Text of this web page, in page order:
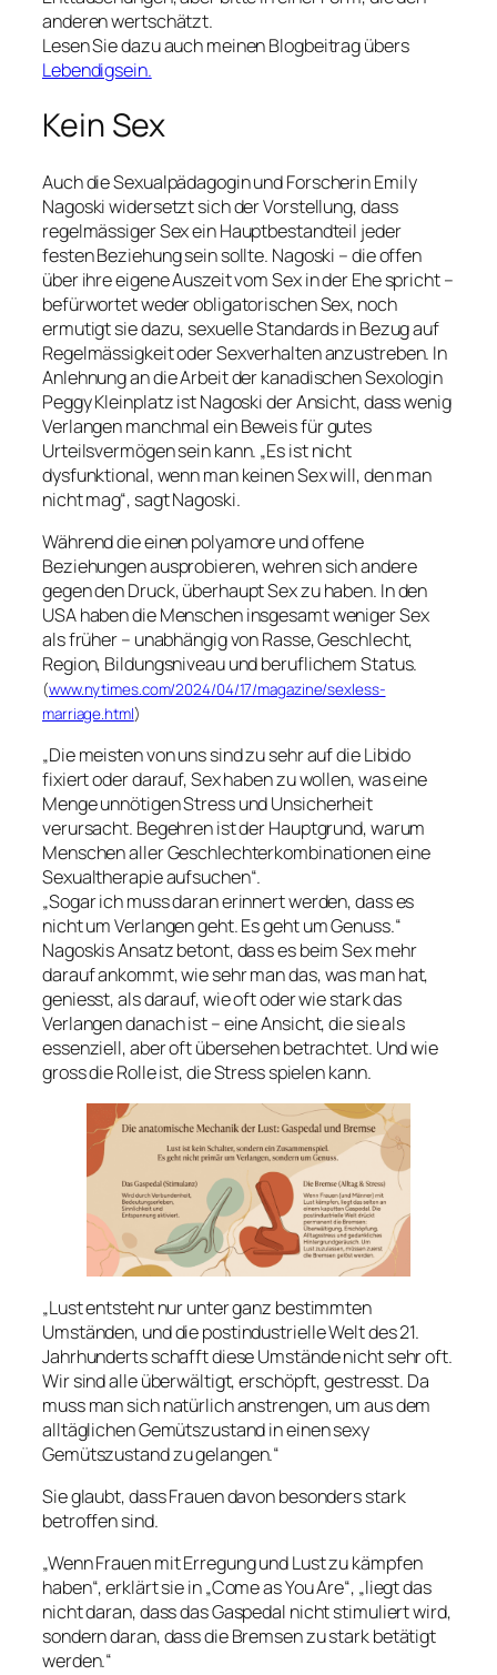
anderen wertschätzt.
Lesen Sie dazu auch meinen Blogbeitrag übers
Lebendigsein.
Kein Sex
Auch die Sexualpädagogin und Forscherin Emily
Nagoski widersetzt sich der Vorstellung, dass
regelmässiger Sex ein Hauptbestandteil jeder
festen Beziehung sein sollte. Nagoski – die offen
über ihre eigene Auszeit vom Sex in der Ehe spricht –
befürwortet weder obligatorischen Sex, noch
ermutigt sie dazu, sexuelle Standards in Bezug auf
Regelmässigkeit oder Sexverhalten anzustreben. In
Anlehnung an die Arbeit der kanadischen Sexologin
Peggy Kleinplatz ist Nagoski der Ansicht, dass wenig
Verlangen manchmal ein Beweis für gutes
Urteilsvermögen sein kann. „Es ist nicht
dysfunktional, wenn man keinen Sex will, den man
nicht mag“, sagt Nagoski.
Während die einen polyamore und offene
Beziehungen ausprobieren, wehren sich andere
gegen den Druck, überhaupt Sex zu haben. In den
USA haben die Menschen insgesamt weniger Sex
als früher – unabhängig von Rasse, Geschlecht,
Region, Bildungsniveau und beruflichem Status.
(www.nytimes.com/2024/04/17/magazine/sexless-
marriage.html)
„Die meisten von uns sind zu sehr auf die Libido
fixiert oder darauf, Sex haben zu wollen, was eine
Menge unnötigen Stress und Unsicherheit
verursacht. Begehren ist der Hauptgrund, warum
Menschen aller Geschlechterkombinationen eine
Sexualtherapie aufsuchen“.
„Sogar ich muss daran erinnert werden, dass es
nicht um Verlangen geht. Es geht um Genuss.“
Nagoskis Ansatz betont, dass es beim Sex mehr
darauf ankommt, wie sehr man das, was man hat,
geniesst, als darauf, wie oft oder wie stark das
Verlangen danach ist – eine Ansicht, die sie als
essenziell, aber oft übersehen betrachtet. Und wie
gross die Rolle ist, die Stress spielen kann.
„Lust entsteht nur unter ganz bestimmten
Umständen, und die postindustrielle Welt des 21.
Jahrhunderts schafft diese Umstände nicht sehr oft.
Wir sind alle überwältigt, erschöpft, gestresst. Da
muss man sich natürlich anstrengen, um aus dem
alltäglichen Gemütszustand in einen sexy
Gemütszustand zu gelangen.“
Sie glaubt, dass Frauen davon besonders stark
betroffen sind.
„Wenn Frauen mit Erregung und Lust zu kämpfen
haben“, erklärt sie in „Come as You Are“, „liegt das
nicht daran, dass das Gaspedal nicht stimuliert wird,
sondern daran, dass die Bremsen zu stark betätigt
werden.“